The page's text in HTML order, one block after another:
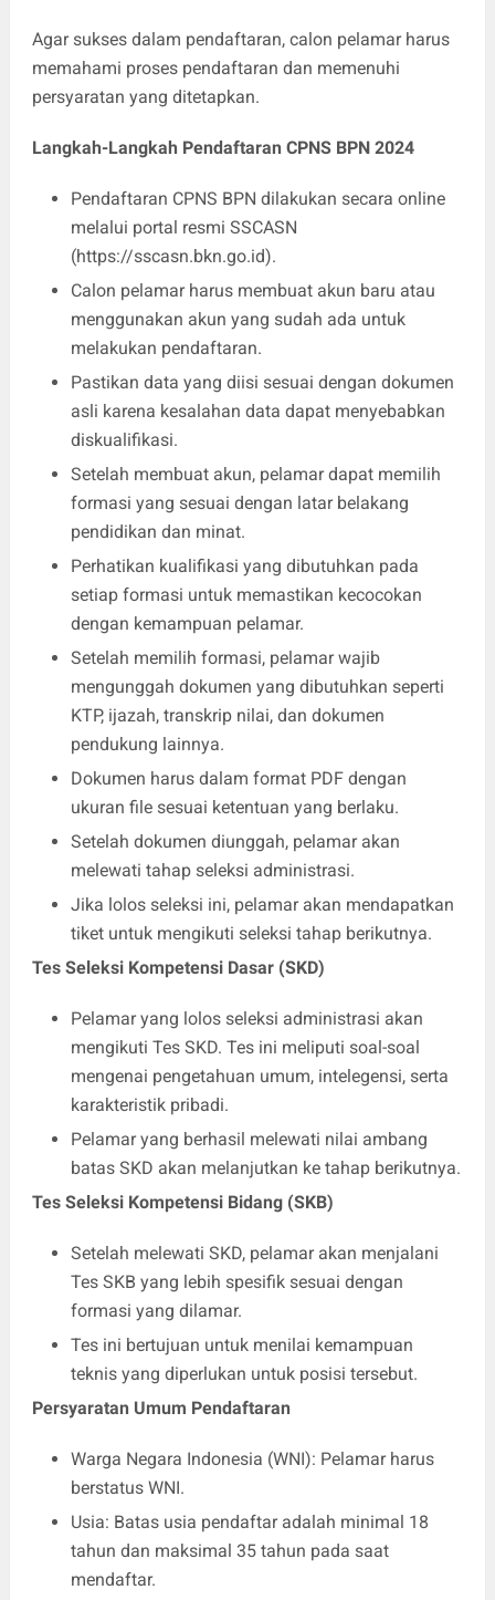
Agar sukses dalam pendaftaran, calon pelamar harus
memahami proses pendaftaran dan memenuhi
persyaratan yang ditetapkan.
Langkah-Langkah Pendaftaran CPNS BPN 2024
Pendaftaran CPNS BPN dilakukan secara online
melalui portal resmi SSCASN
(https://sscasn.bkn.go.id).
Calon pelamar harus membuat akun baru atau
menggunakan akun yang sudah ada untuk
melakukan pendaftaran.
Pastikan data yang diisi sesuai dengan dokumen
asli karena kesalahan data dapat menyebabkan
diskualifikasi.
Setelah membuat akun, pelamar dapat memilih
formasi yang sesuai dengan latar belakang
pendidikan dan minat.
Perhatikan kualifikasi yang dibutuhkan pada
setiap formasi untuk memastikan kecocokan
dengan kemampuan pelamar.
Setelah memilih formasi, pelamar wajib
mengunggah dokumen yang dibutuhkan seperti
KTP, ijazah, transkrip nilai, dan dokumen
pendukung lainnya.
Dokumen harus dalam format PDF dengan
ukuran file sesuai ketentuan yang berlaku.
Setelah dokumen diunggah, pelamar akan
melewati tahap seleksi administrasi.
Jika lolos seleksi ini, pelamar akan mendapatkan
tiket untuk mengikuti seleksi tahap berikutnya.
Tes Seleksi Kompetensi Dasar (SKD)
Pelamar yang lolos seleksi administrasi akan
mengikuti Tes SKD. Tes ini meliputi soal-soal
mengenai pengetahuan umum, intelegensi, serta
karakteristik pribadi.
Pelamar yang berhasil melewati nilai ambang
batas SKD akan melanjutkan ke tahap berikutnya.
Tes Seleksi Kompetensi Bidang (SKB)
Setelah melewati SKD, pelamar akan menjalani
Tes SKB yang lebih spesifik sesuai dengan
formasi yang dilamar.
Tes ini bertujuan untuk menilai kemampuan
teknis yang diperlukan untuk posisi tersebut.
Persyaratan Umum Pendaftaran
Warga Negara Indonesia (WNI): Pelamar harus
berstatus WNI.
Usia: Batas usia pendaftar adalah minimal 18
tahun dan maksimal 35 tahun pada saat
mendaftar.